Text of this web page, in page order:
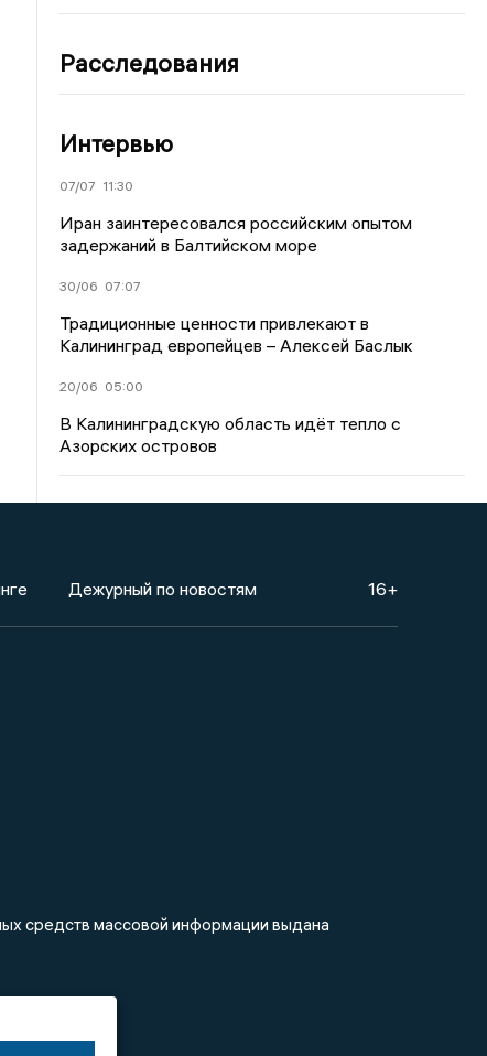
Расследования
Интервью
07/07 11:30
Иран заинтересовался российским опытом
задержаний в Балтийском море
30/06 07:07
Традиционные ценности привлекают в
Калининград европейцев – Алексей Баслык
20/06 05:00
В Калининградскую область идёт тепло с
Азорских островов
Дежурный по новостям 16+
средств массовой информации выдана